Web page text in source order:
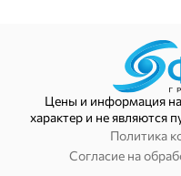
Цены и информация
характер и не являются
Политика
Согласие на